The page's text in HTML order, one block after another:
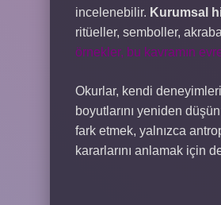
incelenebilir. Kurumsal
ritüeller, semboller,
örnekler, bu kavramın
Okurlar, kendi
boyutlarını yeniden
fark etmek, yalnızca
kararlarını anlamak için